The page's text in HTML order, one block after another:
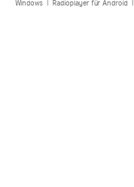
Windows| Radioplayer für Android|